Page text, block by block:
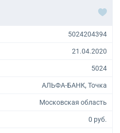
5024204394
21.04.2020
5024
АЛЬФА-БАНК, Точка
Московская область
0 руб.